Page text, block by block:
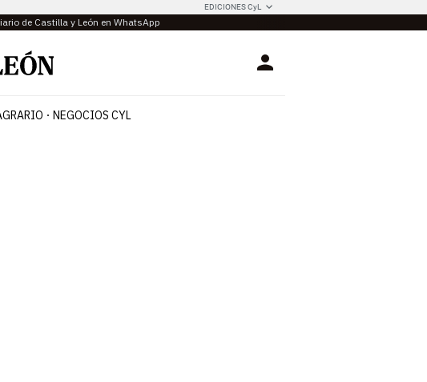
EDICIONES CyL
de Castilla y León en WhatsApp
Login
NEGOCIOS CYL